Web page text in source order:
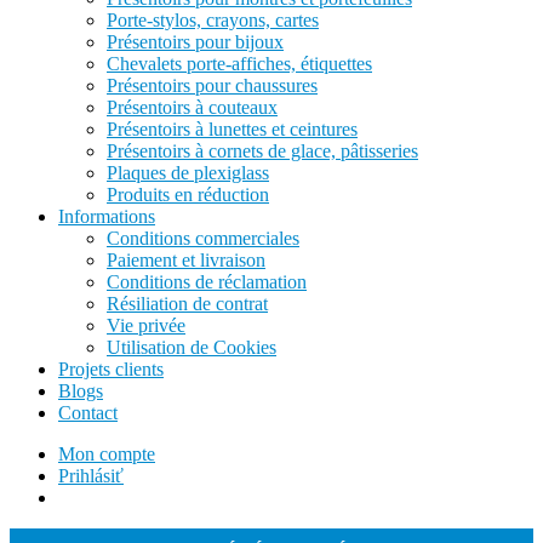
Porte-stylos, crayons, cartes
Présentoirs pour bijoux
Chevalets porte-affiches, étiquettes
Présentoirs pour chaussures
Présentoirs à couteaux
Présentoirs à lunettes et ceintures
Présentoirs à cornets de glace, pâtisseries
Plaques de plexiglass
Produits en réduction
Informations
Conditions commerciales
Paiement et livraison
Conditions de réclamation
Résiliation de contrat
Vie privée
Utilisation de Cookies
Projets clients
Blogs
Contact
Mon compte
Prihlásiť